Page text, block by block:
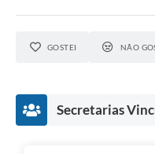
GOSTEI NÃO
Secretarias